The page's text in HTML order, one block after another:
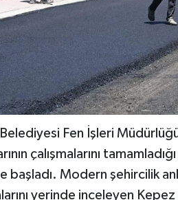
Fen İşleri
çalışmalarını
başladı. Modern şehircilik
yerinde inceleyen